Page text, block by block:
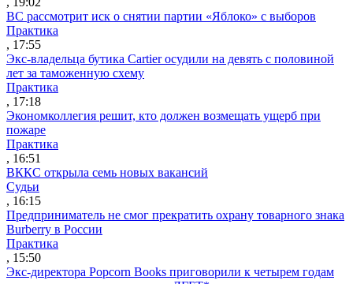
ВС рассмотрит иск о снятии партии «Яблоко» с выборов
Практика
, 17:55
Экс-владельца бутика Cartier осудили на девять с половиной
лет за таможенную схему
Практика
, 17:18
Экономколлегия решит, кто должен возмещать ущерб при
пожаре
Практика
, 16:51
ВККС открыла семь новых вакансий
Судьи
, 16:15
Предприниматель не смог прекратить охрану товарного знака
Burberry в России
Практика
, 15:50
Экс-директора Popcorn Books приговорили к четырем годам